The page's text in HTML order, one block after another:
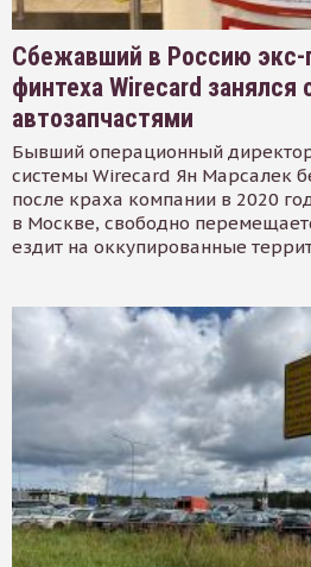
Сбежавший в Россию экс-
финтеха Wirecard занялся
автозапчастями
Бывший операционный
системы Wirecard Ян Марсалек
после краха компании в 2020
в Москве, свободно
ездит на оккупированные